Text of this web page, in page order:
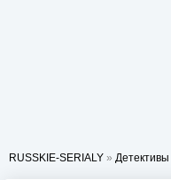
RUSSKIE-SERIALY » Детективы